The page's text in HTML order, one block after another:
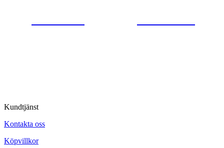
Kundtjänst
Kontakta oss
Köpvillkor